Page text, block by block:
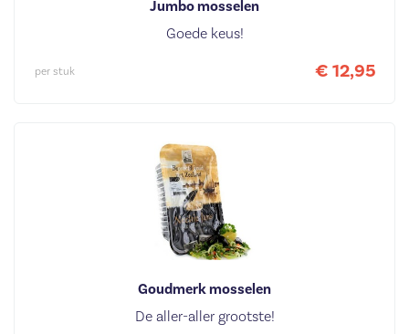
Jumbo mosselen
Goede keus!
€ 12,95
per stuk
Goudmerk mosselen
De aller-aller grootste!